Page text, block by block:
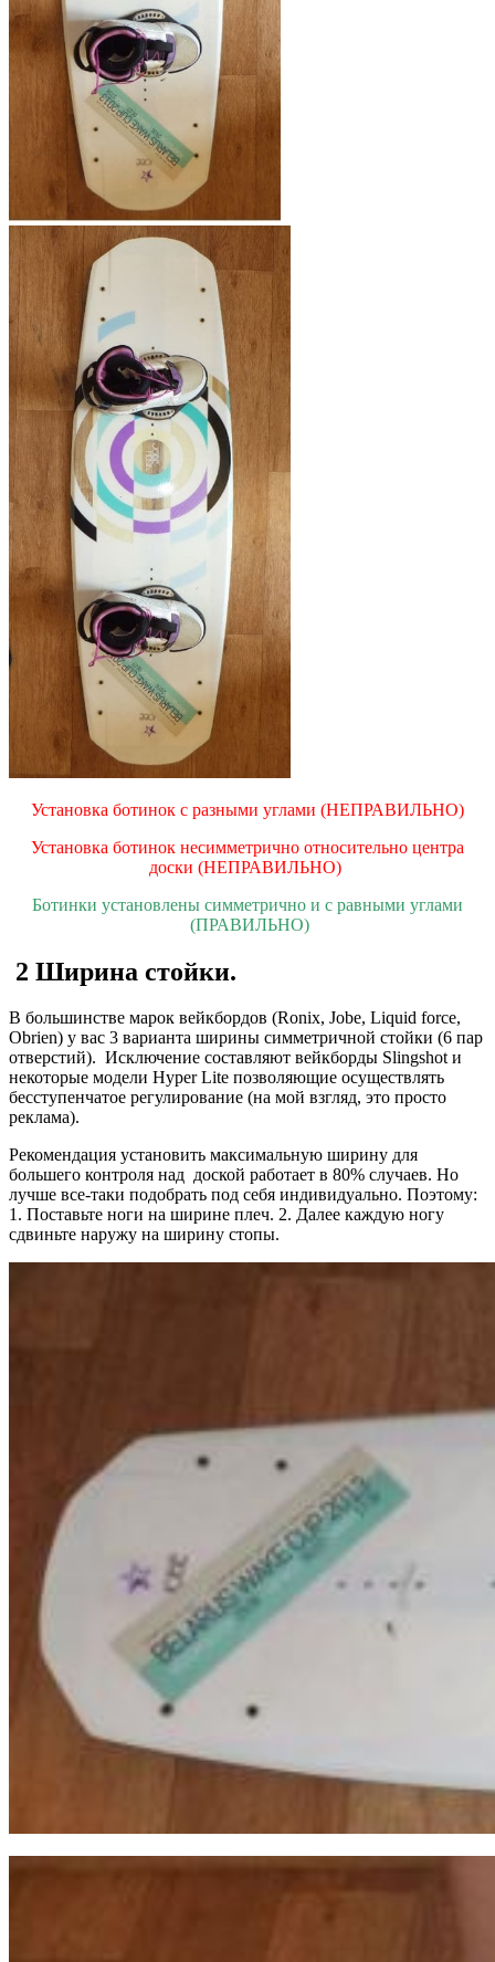
Установка ботинок с разными углами (НЕПРАВИЛЬНО)
Установка ботинок несимметрично относительно центра
доски (НЕПРАВИЛЬНО)
Ботинки установлены симметрично и с равными углами
(ПРАВИЛЬНО)
2 Ширина стойки.
В большинстве марок вейкбордов (Ronix, Jobe, Liquid force,
Obrien) у вас 3 варианта ширины симметричной стойки (6 пар
отверстий). Исключение составляют вейкборды Slingshot и
некоторые модели Hyper Lite позволяющие осуществлять
бесступенчатое регулирование (на мой взгляд, это просто
реклама).
Рекомендация установить максимальную ширину для
большего контроля над доской работает в 80% случаев. Но
лучше все-таки подобрать под себя индивидуально. Поэтому:
1. Поставьте ноги на ширине плеч. 2. Далее каждую ногу
сдвиньте наружу на ширину стопы.